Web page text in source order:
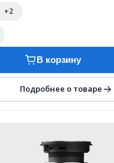
+2
В корзину
Подробнее о товаре